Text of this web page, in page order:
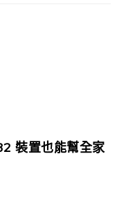
裝置也能幫全家